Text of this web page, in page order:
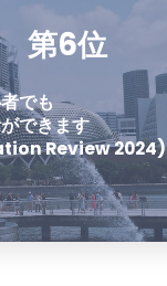
第6位
でも
できます
Review 2024)